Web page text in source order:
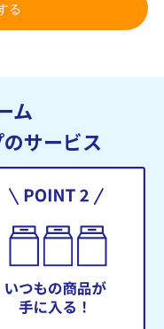
る
ム
サービス